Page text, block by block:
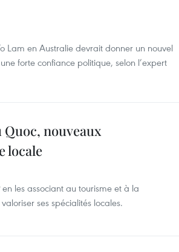
Lam en Australie devrait donner un nouvel
forte confiance politique, selon l’expert
Quoc, nouveaux
locale
les associant au tourisme et à la
ses spécialités locales.